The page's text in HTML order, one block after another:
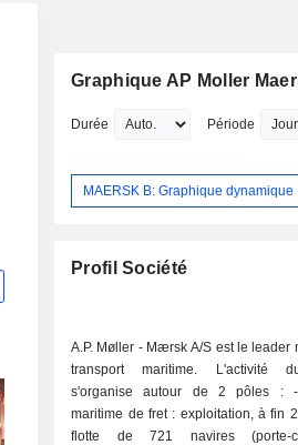
Graphique AP Moller
Durée Période
MAERSK B: Graphique dynamique
Profil Société
A.P. Møller - Mærsk A/S est le leader
transport maritime. L'activité
s'organise autour de 2 pôles : - transport
maritime de fret : exploitation, à fin
flotte de 721 navires (porte-